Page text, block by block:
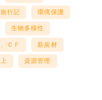
行記 環境保護
生物多様性
ＣＦ 薪炭材
資源管理